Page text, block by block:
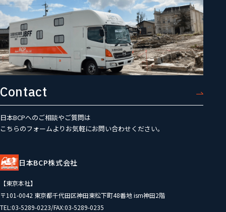
Contact
日本BCPへのご相談やご質問は
こちらのフォームよりお気軽にお問い合わせください。
日本BCP株式会社
【東京本社】
〒101-0042 東京都千代田区神田東松下町48番地 ism神田2階
TEL:03-5289-0223/FAX:03-5289-0235